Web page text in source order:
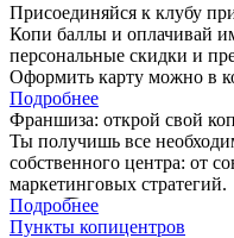
Присоединяйся к клубу
Копи баллы и оплачивай
персональные скидки и
Оформить карту можно в
Подробнее
Франшиза: открой свой
Ты получишь все
собственного центра: от
маркетинговых стратегий.
Подробнее
Пункты копицентров